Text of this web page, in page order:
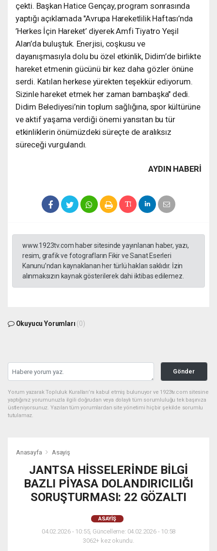
çekti. Başkan Hatice Gençay, program sonrasında
yaptığı açıklamada "Avrupa Hareketlilik Haftası’nda
’Herkes İçin Hareket’ diyerek Amfi Tiyatro Yeşil
Alan’da buluştuk. Enerjisi, coşkusu ve
dayanışmasıyla dolu bu özel etkinlik, Didim’de birlikte
hareket etmenin gücünü bir kez daha gözler önüne
serdi. Katılan herkese yürekten teşekkür ediyorum.
Sizinle hareket etmek her zaman bambaşka" dedi.
Didim Belediyesi’nin toplum sağlığına, spor kültürüne
ve aktif yaşama verdiği önemi yansıtan bu tür
etkinliklerin önümüzdeki süreçte de aralıksız
süreceği vurgulandı.
AYDIN HABERİ
www.1923tv.com haber sitesinde yayınlanan haber, yazı,
resim, grafik ve fotografların Fikir ve Sanat Eserleri
Kanunu’ndan kaynaklanan her türlü hakları saklıdır. İzin
alınmaksızın kaynak gösterilerek dahi iktibas edilemez.
Okuyucu Yorumları (0)
Gönder
Yorum yazarak Topluluk Kuralları’nı kabul etmiş bulunuyor ve 1923tv.com sitesine
yaptığınız yorumunuzla ilgili doğrudan veya dolaylı tüm sorumluluğu tek başınıza
üstleniyorsunuz. Yazılan tüm yorumlardan site yönetimi hiçbir şekilde sorumlu
tutulamaz.
Anasayfa Asayiş
JANTSA HİSSELERİNDE BİLGİ
BAZLI PİYASA DOLANDIRICILIĞI
SORUŞTURMASI: 22 GÖZALTI
ASAYIŞ
04.02.2026 - 10:55, Güncelleme: 04.02.2026 - 10:58
3062+ kez okundu.